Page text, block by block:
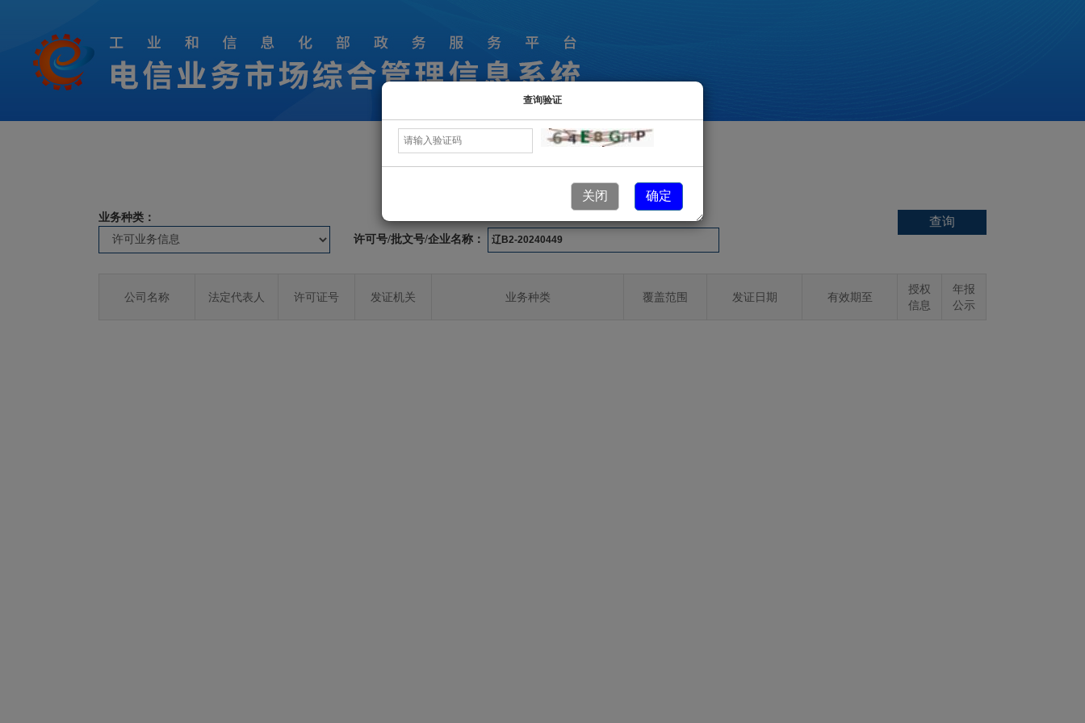
许可业务信息
业务种类：
许可号/批文号/企业名称：
查询验证
关闭 确定
公司名称 法定代表人 许可证号 发证机关 业务种类 覆盖范围 发证日期 有效期至
授权
信息
年报
公示